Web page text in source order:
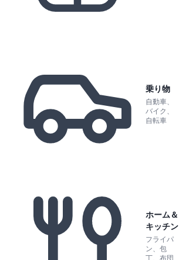
乗り物
自動車、
バイク、
自転車
ホーム＆
キッチン
フライパ
ン、包
丁、布団